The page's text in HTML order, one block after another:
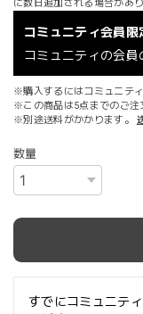
に数日追加される場合があり
コミュニティ会員限
コミュニティの会員
※購入するにはコミュニテ
※この商品は5点までのご注
※別途送料がかかります。
数量
すでにコミュニテ